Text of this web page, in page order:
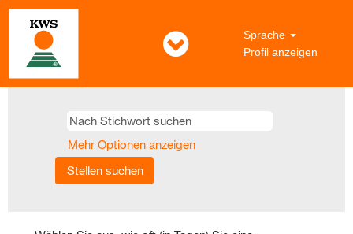
Sprache
Profil anzeigen
Mehr Optionen anzeigen